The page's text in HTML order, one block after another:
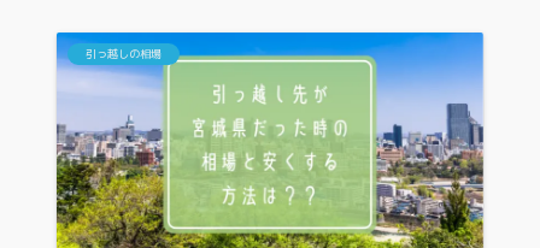
引っ越しの相場